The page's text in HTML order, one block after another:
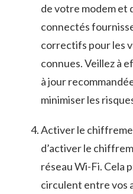
‌de ‌votre modem et
connectés
correctifs ⁣pour ‍les
connues. Veillez ⁤à⁣
à jour
minimiser les
Activer le
d’activer ⁢le
réseau Wi-Fi. Cela‌
circulent entre vos